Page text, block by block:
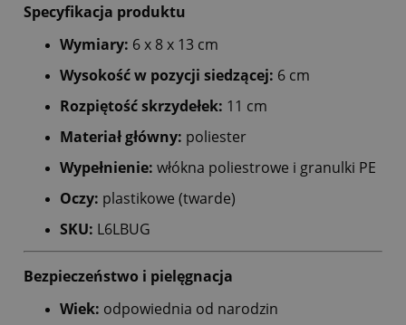
Specyfikacja produktu
Wymiary: 6 x 8 x 13 cm
Wysokość w pozycji siedzącej: 6 cm
Rozpiętość skrzydełek: 11 cm
Materiał główny: poliester
Wypełnienie: włókna poliestrowe i granulki PE
Oczy: plastikowe (twarde)
SKU: L6LBUG
Bezpieczeństwo i pielęgnacja
Wiek: odpowiednia od narodzin